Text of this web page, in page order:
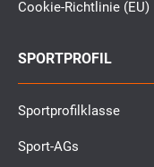
Cookie-Richtlinie (EU)
SPORTPROFIL
Sportprofilklasse
Sport-AGs